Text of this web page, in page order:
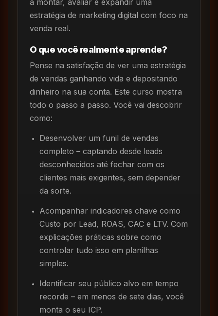
estratégia de marketing digital com foco na
venda real.
O que você realmente aprende?
Pense na satisfação de ver uma estratégia
de vendas ganhando vida e depositando
dinheiro na sua conta. Este curso mostra
todo o passo a passo. Você vai descobrir
como:
Desenvolver um funil de vendas
completo – captando desde leads
desconhecidos até fechar com os
clientes mais exigentes, sem depender
da sorte.
Acompanhar indicadores chave como
Custo por Lead, ROAS, CAC e LTV. Com
explicações práticas sobre como
controlar tudo isso em planilhas
simples.
Identificar seu público alvo em tempo
recorde – em menos de sete dias, você
monta o seu ICP.